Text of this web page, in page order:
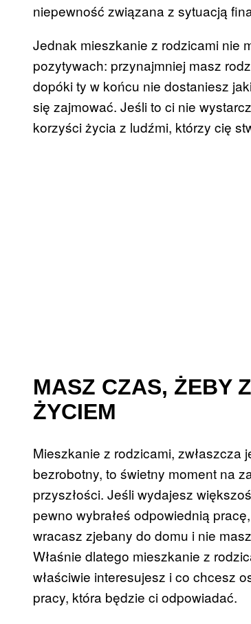
niepewność związana z sytuacją
Jednak mieszkanie z rodzicami nie
pozytywach: przynajmniej masz
dopóki ty w końcu nie dostaniesz
się zajmować. Jeśli to ci nie
korzyści życia z ludźmi, którzy cię
MASZ CZAS, ŻEBY
ŻYCIEM
Mieszkanie z rodzicami, zwłaszcza
bezrobotny, to świetny moment na
przyszłości. Jeśli wydajesz
pewno wybrałeś odpowiednią
wracasz zjebany do domu i nie
Właśnie dlatego mieszkanie z
właściwie interesujesz i co chcesz
pracy, która będzie ci odpowiadać.